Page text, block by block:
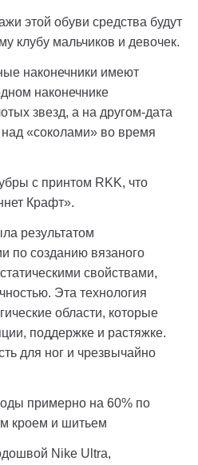
этой обуви средства будут
клубу мальчиков и девочек.
наконечники имеют
наконечнике
звезд, а на другом-дата
«соколами» во время
с принтом RKK, что
Крафт».
результатом
по созданию вязаного
свойствами,
Эта технология
области, которые
поддержке и растяжке.
для ног и чрезвычайно
примерно на 60% по
кроем и шитьем
Nike Ultra,